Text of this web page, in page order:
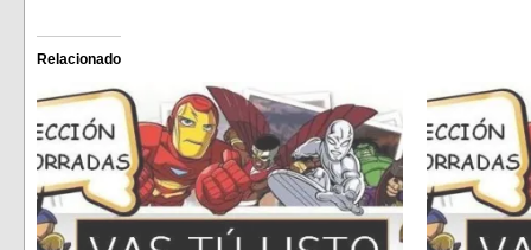
Facebook
(Se
abre
una
ventana
nueva)
una
ventana
nueva)
Relacionado